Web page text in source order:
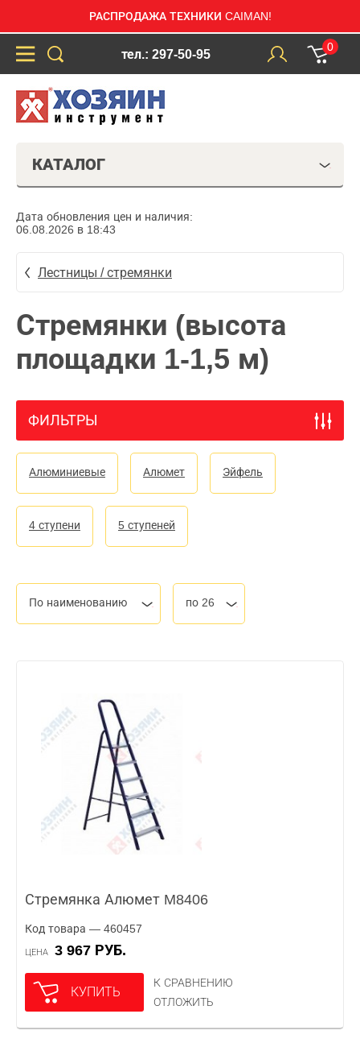
РАСПРОДАЖА ТЕХНИКИ CAIMAN!
тел.: 297-50-95
0
КАТАЛОГ
Дата обновления цен и наличия:
06.08.2026 в 18:43
Лестницы / стремянки
Стремянки (высота
площадки 1-1,5 м)
ФИЛЬТРЫ
Алюминиевые Алюмет Эйфель
4 ступени 5 ступеней
По наименованию по 26
Стремянка Алюмет M8406
Код товара — 460457
ЦЕНА 3 967 РУБ.
КУПИТЬ
К СРАВНЕНИЮ
ОТЛОЖИТЬ